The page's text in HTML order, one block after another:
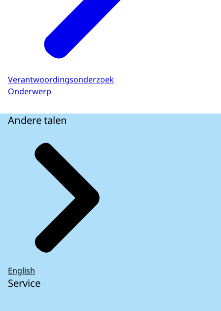
Verantwoordingsonderzoek
Onderwerp
Andere talen
English
Service